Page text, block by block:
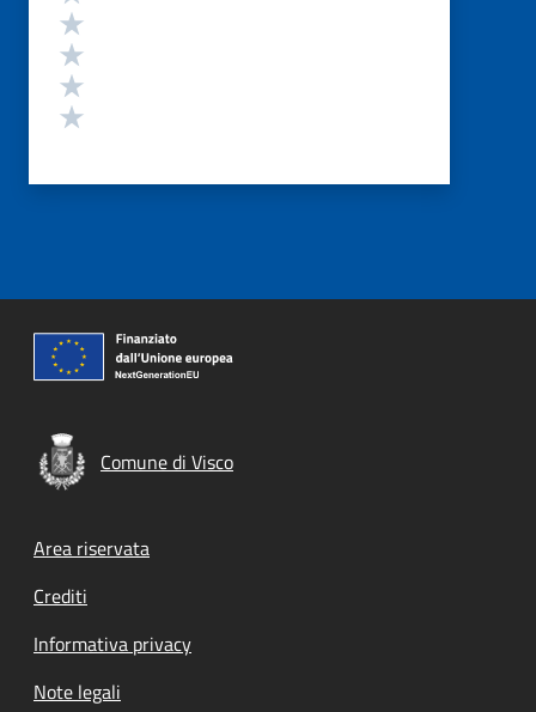
Comune di Visco
Footer menu
Area riservata
Crediti
Informativa privacy
Note legali